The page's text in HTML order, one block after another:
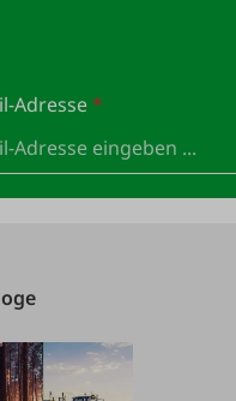
Adresse*